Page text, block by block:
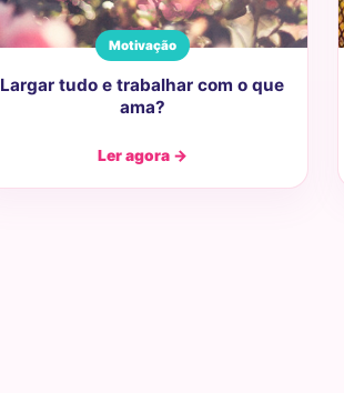
Motivação
Largar tudo e trabalhar com o que
ama?
Ler agora →